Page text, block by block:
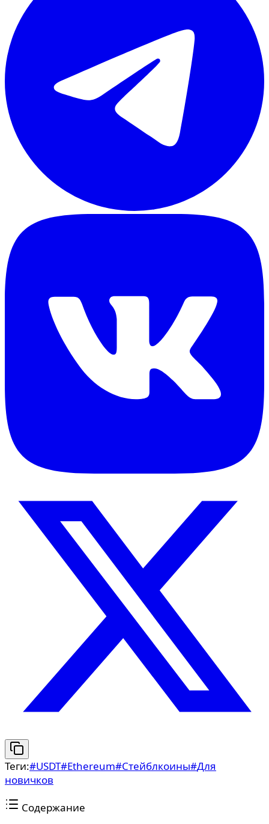
Теги:#USDT#Ethereum#Стейблкоины#Для
новичков
Содержание